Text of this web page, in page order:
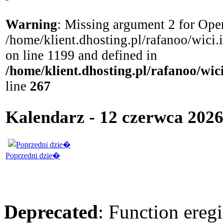
Warning: Missing argument 2 for
/home/klient.dhosting.pl/rafanoo/
on line 1199 and defined in
/home/klient.dhosting.pl/rafanoo/
line 267
Kalendarz - 12 czerwca
Poprzedni dzie�
Deprecated: Function